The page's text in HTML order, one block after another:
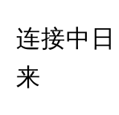
连接中
来